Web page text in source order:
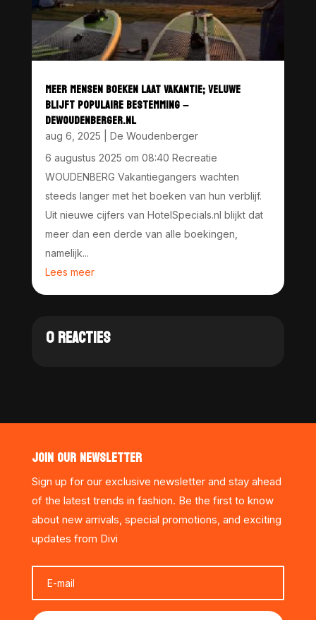
MEER MENSEN BOEKEN LAAT VAKANTIE; VELUWE
BLIJFT POPULAIRE BESTEMMING –
DEWOUDENBERGER.NL
aug 6, 2025
De Woudenberger
6 augustus 2025 om 08:40 Recreatie
WOUDENBERG Vakantiegangers wachten
steeds langer met het boeken van hun verblijf.
Uit nieuwe cijfers van HotelSpecials.nl blijkt dat
meer dan een derde van alle boekingen,
namelijk...
Lees meer
0 REACTIES
JOIN OUR NEWSLETTER
Sign up for our exclusive newsletter and stay ahead
of the latest trends in fashion. Be the first to know
about new arrivals, special promotions, and exciting
updates from Divi